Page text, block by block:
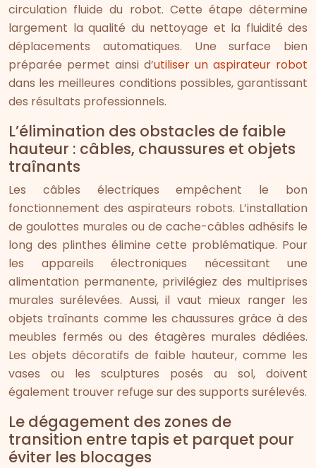
circulation fluide du robot. Cette étape détermine
largement la qualité du nettoyage et la fluidité des
déplacements automatiques. Une surface bien
préparée permet ainsi d’utiliser un aspirateur robot
dans les meilleures conditions possibles, garantissant
des résultats professionnels.
L’élimination des obstacles de faible
hauteur : câbles, chaussures et objets
traînants
Les câbles électriques empêchent le bon
fonctionnement des aspirateurs robots. L’installation
de goulottes murales ou de cache-câbles adhésifs le
long des plinthes élimine cette problématique. Pour
les appareils électroniques nécessitant une
alimentation permanente, privilégiez des multiprises
murales surélevées. Aussi, il vaut mieux ranger les
objets traînants comme les chaussures grâce à des
meubles fermés ou des étagères murales dédiées.
Les objets décoratifs de faible hauteur, comme les
vases ou les sculptures posés au sol, doivent
également trouver refuge sur des supports surélevés.
Le dégagement des zones de
transition entre tapis et parquet pour
éviter les blocages